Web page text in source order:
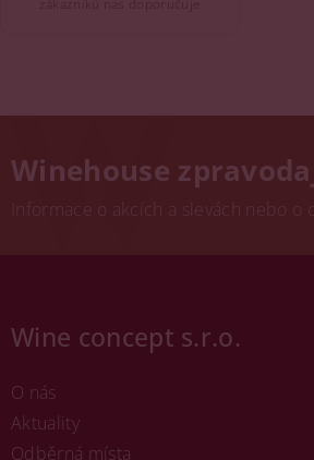
Winehouse
Informace o akcích a slevách nebo
Wine concept s.r.o.
O nás
Aktuality
Odběrná místa